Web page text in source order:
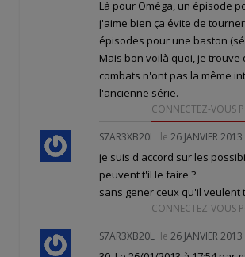
Là pour Oméga, un épisode
j'aime bien ça évite de
épisodes pour une baston
Mais bon voilà quoi, je trouve
combats n'ont pas la même
l'ancienne série.
CONNECTEZ-VOUS
S7AR3XB20L le 26 JANVIER
je suis d'accord sur les
peuvent t'il le faire ?
sans gener ceux qu'il veulent
CONNECTEZ-VOUS
S7AR3XB20L le 26 JANVIER